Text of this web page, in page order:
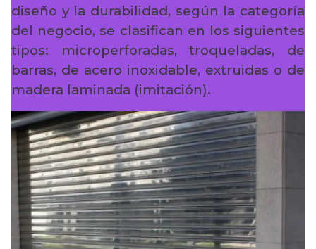
diseño y la durabilidad, según la categoría
del negocio, se clasifican en los siguientes
tipos: microperforadas, troqueladas, de
barras, de acero inoxidable, extruidas o de
madera laminada (imitación).